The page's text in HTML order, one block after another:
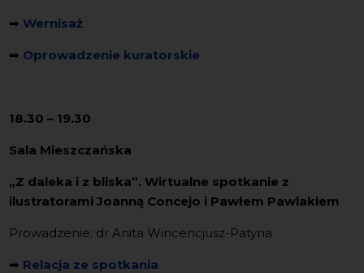
➡Wernisaż
➡ Oprowadzenie kuratorskie
18.30 – 19.30
Sala Mieszczańska
„Z daleka i z bliska”. Wirtualne spotkanie z
ilustratorami Joanną Concejo i Pawłem Pawlakiem
Prowadzenie: dr Anita Wincencjusz-Patyna
➡ Relacja ze spotkania